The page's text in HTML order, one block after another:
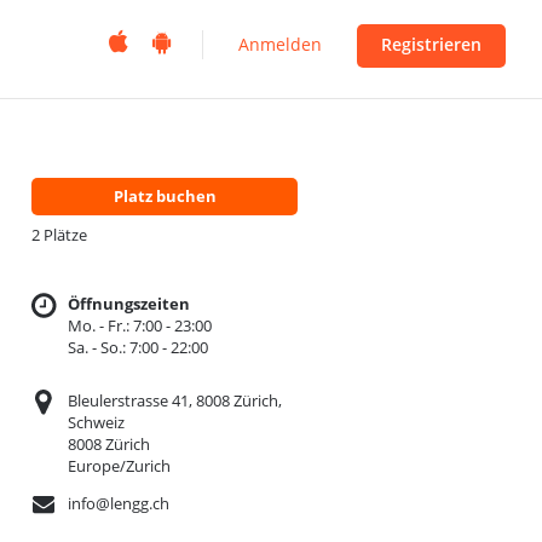
  Anmelden Registrieren
Platz buchen
2 Plätze
Öffnungszeiten
Mo. - Fr.: 7:00 - 23:00
Sa. - So.: 7:00 - 22:00
Bleulerstrasse 41, 8008 Zürich,
Schweiz
8008 Zürich
Europe/Zurich
info@lengg.ch